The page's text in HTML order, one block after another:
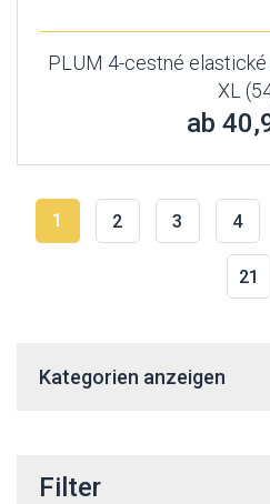
PLUM 4-cestné
XL
ab
1 2 3 4
21
Kategorien anzeigen
Filter